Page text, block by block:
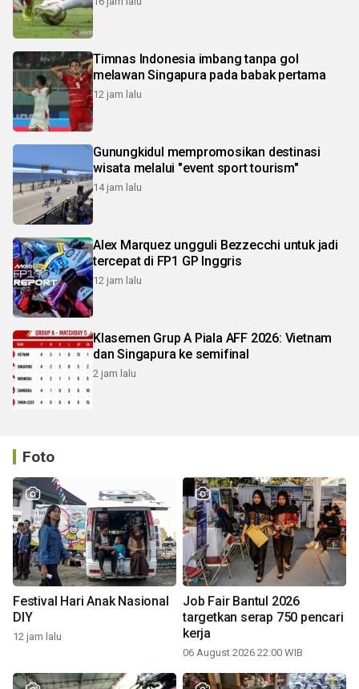
Timnas Indonesia imbang tanpa gol
melawan Singapura pada babak pertama
12 jam lalu
Gunungkidul mempromosikan destinasi
wisata melalui "event sport tourism"
14 jam lalu
Alex Marquez ungguli Bezzecchi untuk jadi
tercepat di FP1 GP Inggris
12 jam lalu
Klasemen Grup A Piala AFF 2026: Vietnam
dan Singapura ke semifinal
2 jam lalu
Foto
Festival Hari Anak Nasional
DIY
12 jam lalu
Job Fair Bantul 2026
targetkan serap 750 pencari
kerja
06 August 2026 22:00 WIB